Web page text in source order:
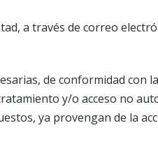
a través de correo
de conformidad con
y/o acceso no
ya provengan de la